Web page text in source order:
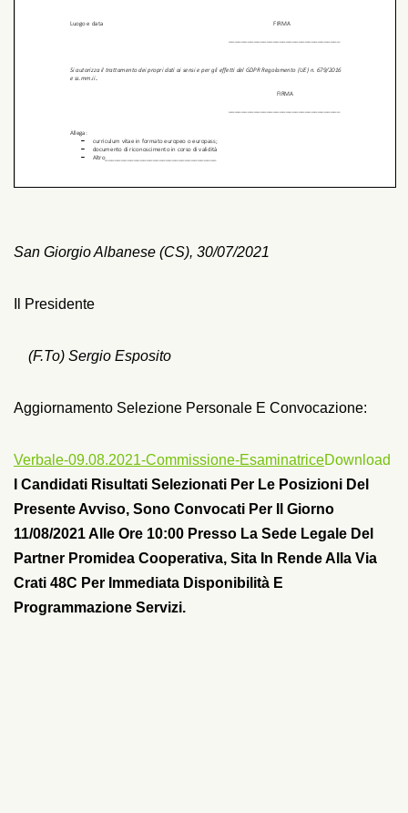
San Giorgio Albanese (CS), 30/07/2021
Il Presidente
(f.to) Sergio Esposito
Aggiornamento Selezione Personale E Convocazione:
Verbale-09.08.2021-Commissione-EsaminatriceDownload
I Candidati Risultati Selezionati Per Le Posizioni Del
Presente Avviso, Sono Convocati Per Il Giorno
11/08/2021 Alle Ore 10:00 Presso La Sede Legale Del
Partner Promidea Cooperativa, Sita In Rende Alla Via
Crati 48C Per Immediata Disponibilità E
Programmazione Servizi.